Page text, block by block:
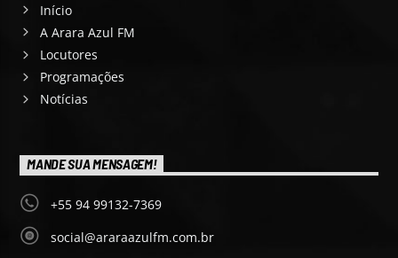
Início
A Arara Azul FM
Locutores
Programações
Notícias
MANDE SUA MENSAGEM!
+55 94 99132-7369
social@araraazulfm.com.br